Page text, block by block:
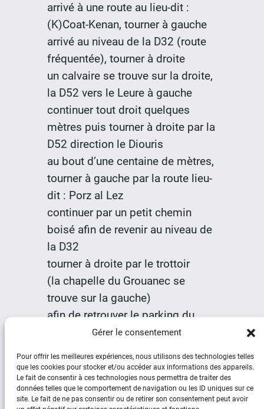
Gérer le consentement
Pour offrir les meilleures expériences, nous utilisons des technologies telles
que les cookies pour stocker et/ou accéder aux informations des appareils.
Le fait de consentir à ces technologies nous permettra de traiter des
données telles que le comportement de navigation ou les ID uniques sur ce
site. Le fait de ne pas consentir ou de retirer son consentement peut avoir
arrivé à une route au lieu-dit :
(K)Coat-Kenan, tourner à gauche
arrivé au niveau de la D32 (route
fréquentée), tourner à droite
un calvaire se trouve sur la droite,
la D52 vers le Leure à gauche
continuer tout droit quelques
mètres puis tourner à droite par la
D52 direction le Diouris
au bout d’une centaine de mètres,
tourner à gauche par la route lieu-
dit : Porz al Lez
continuer par un petit chemin
boisé afin de revenir au niveau de
la D32
tourner à droite par le trottoir
(la chapelle du Grouanec se
trouve sur la gauche)
afin de retrouver le parking du
Grouanec, point de départ du